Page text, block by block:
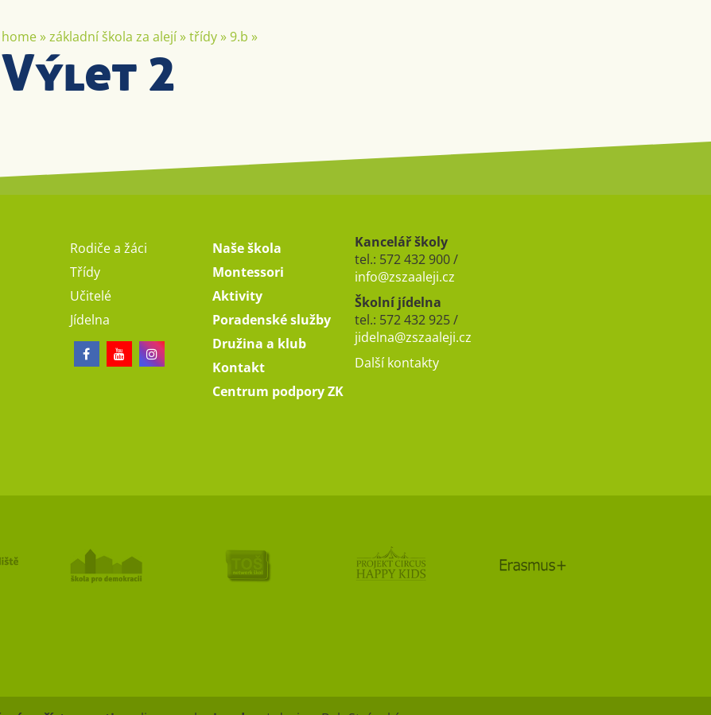
home»základní škola za alejí»třídy»9.b »
Výlet 2
Rodiče a žáci
Třídy
Učitelé
Jídelna
Naše škola
Montessori
Aktivity
Poradenské služby
Družina a klub
Kontakt
Centrum podpory ZK
Kancelář školy
tel.: 572 432 900 /
info@zszaaleji.cz
Školní jídelna
tel.: 572 432 925 /
jidelna@zszaaleji.cz
Další kontakty